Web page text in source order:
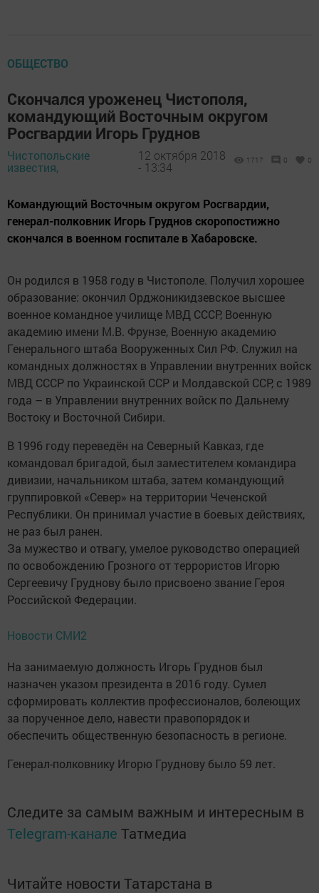
ОБЩЕСТВО
Скончался уроженец Чистополя,
командующий Восточным округом
Росгвардии Игорь Груднов
Чистопольские
известия,
12 октября 2018
- 13:34
1717 0 0
Командующий Восточным округом Росгвардии,
генерал-полковник Игорь Груднов скоропостижно
скончался в военном госпитале в Хабаровске.
Он родился в 1958 году в Чистополе. Получил хорошее
образование: окончил Орджоникидзевское высшее
военное командное училище МВД СССР, Военную
академию имени М.В. Фрунзе, Военную академию
Генерального штаба Вооруженных Сил РФ. Служил на
командных должностях в Управлении внутренних войск
МВД СССР по Украинской ССР и Молдавской ССР, с 1989
года – в Управлении внутренних войск по Дальнему
Востоку и Восточной Сибири.
В 1996 году переведён на Северный Кавказ, где
командовал бригадой, был заместителем командира
дивизии, начальником штаба, затем командующий
группировкой «Север» на территории Чеченской
Республики. Он принимал участие в боевых действиях,
не раз был ранен.
За мужество и отвагу, умелое руководство операцией
по освобождению Грозного от террористов Игорю
Сергеевичу Груднову было присвоено звание Героя
Российской Федерации.
Новости СМИ2
На занимаемую должность Игорь Груднов был
назначен указом президента в 2016 году. Сумел
сформировать коллектив профессионалов, болеющих
за порученное дело, навести правопорядок и
обеспечить общественную безопасность в регионе.
Генерал-полковнику Игорю Груднову было 59 лет.
Следите за самым важным и интересным в
Telegram-канале Татмедиа
Читайте новости Татарстана в